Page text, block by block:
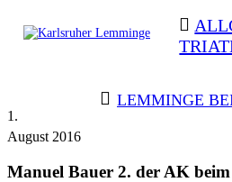
LEMMINGE
1.
August 2016
Manuel Bauer 2. der AK